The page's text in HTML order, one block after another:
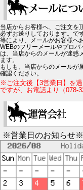
当店からお客様へ、ご注文を
必ずお送りしております。で
等により、メールがお客様へ
WEBのフリーメールやプロ
は、当店からのメールが迷惑
ます。
もしも、当店からのメールが
確認ください。
※ご注文後【3営業日】を
ですが、お電話より（078-
※営業日のお知らせ※